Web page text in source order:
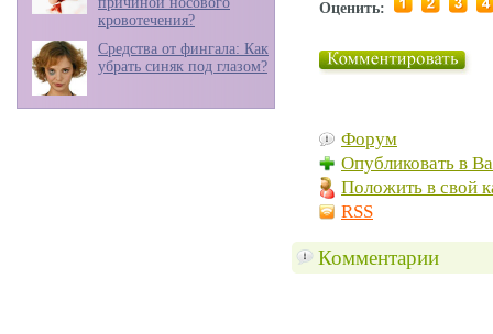
кровотечения?
Средства от фингала: Как
убрать синяк под глазом?
Оценить:
Форум
Опубликовать в
Положить в свой
RSS
Комментарии